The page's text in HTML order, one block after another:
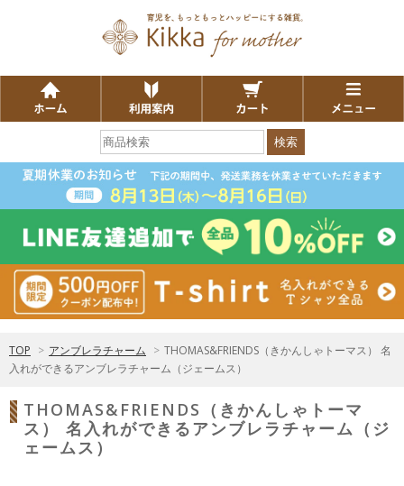
検索
TOP > アンブレラチャーム > THOMAS&FRIENDS（きかんしゃトーマス） 名
入れができるアンブレラチャーム（ジェームス）
THOMAS&FRIENDS（きかんしゃトーマ
ス） 名入れができるアンブレラチャーム（ジ
ェームス）